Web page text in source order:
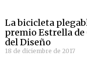
La bicicleta
premio Estrella
del Diseño
18 de diciembre de 2017